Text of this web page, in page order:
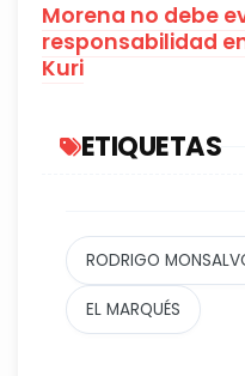
Morena no debe
responsabilidad
Kuri
ETIQUETAS
RODRIGO
EL MARQUÉS